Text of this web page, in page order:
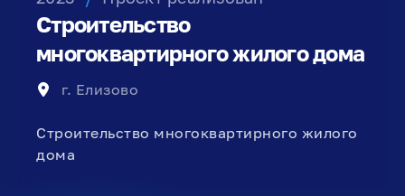
Строительство
многоквартирного жилого дома
г. Елизово
Строительство многоквартирного жилого
дома